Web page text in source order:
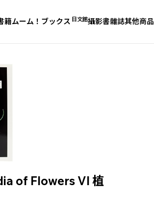
籍ムーム！ブックス 日文館攝影書雜誌其他商品
of Flowers VI 植